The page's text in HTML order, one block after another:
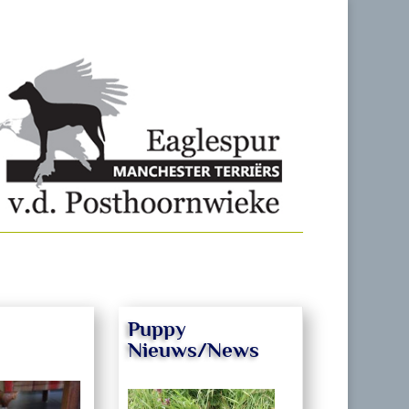
Puppy
Nieuws/News